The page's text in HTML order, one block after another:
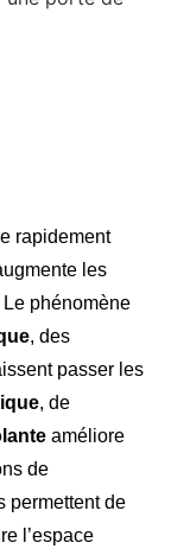
rapidement
les
phénomène
, des
passer les
, de
améliore
de
permettent de
l’espace